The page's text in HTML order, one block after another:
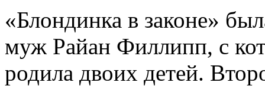
«Блондинка в законе»
муж Райан Филлипп, с
родила двоих детей.